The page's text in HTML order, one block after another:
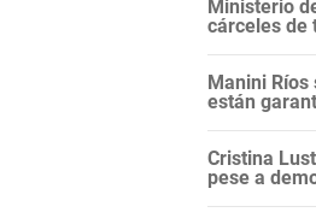
Ministerio
cárceles de
Manini Ríos
están
Cristina
pese a